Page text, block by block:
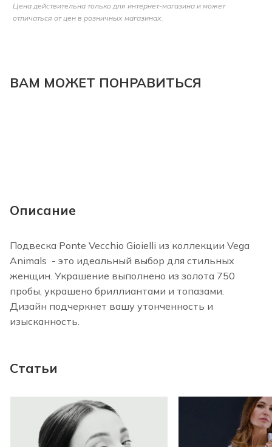
Цена действительна только для интернет-магазина и может
отличаться от цен в розничных магазинах.
ВАМ МОЖЕТ ПОНРАВИТЬСЯ
Описание
Подвеска Ponte Vecchio Gioielli из коллекции Vega
Animals - это идеальный выбор для стильных
женщин. Украшение выполнено из золота 750
пробы, украшено бриллиантами и топазами.
Дизайн подчеркнет вашу утонченность и
изысканность.
Статьи